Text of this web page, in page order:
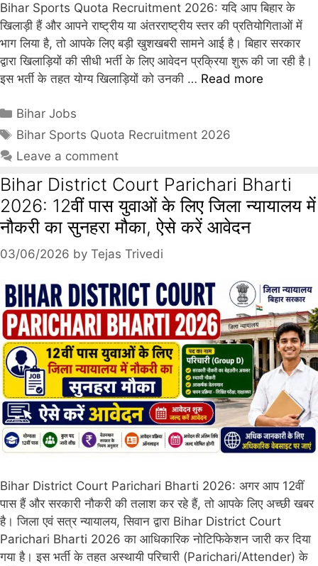
Bihar Sports Quota Recruitment 2026: यदि आप बिहार के
खिलाड़ी हैं और आपने राष्ट्रीय या अंतरराष्ट्रीय स्तर की प्रतियोगिताओं में
भाग लिया है, तो आपके लिए बड़ी खुशखबरी सामने आई है। बिहार सरकार
द्वारा खिलाड़ियों की सीधी भर्ती के लिए आवेदन प्रक्रिया शुरू की जा रही है।
इस भर्ती के तहत योग्य खिलाड़ियों को उनकी … Read more
Bihar Jobs
Bihar Sports Quota Recruitment 2026
Leave a comment
Bihar District Court Parichari Bharti
2026: 12वीं पास युवाओं के लिए जिला न्यायालय में
नौकरी का सुनहरा मौका, ऐसे करें आवेदन
03/06/2026 by Tejas Trivedi
Bihar District Court Parichari Bharti 2026: अगर आप 12वीं
पास हैं और सरकारी नौकरी की तलाश कर रहे हैं, तो आपके लिए अच्छी खबर
है। जिला एवं सत्र न्यायालय, सिवान द्वारा Bihar District Court
Parichari Bharti 2026 का आधिकारिक नोटिफिकेशन जारी कर दिया
गया है। इस भर्ती के तहत अस्थायी परिचारी (Parichari/Attender) के